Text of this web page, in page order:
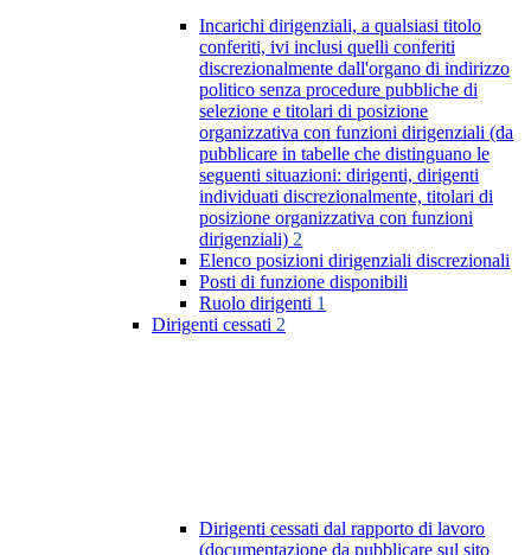
Incarichi dirigenziali, a qualsiasi titolo
conferiti, ivi inclusi quelli conferiti
discrezionalmente dall'organo di indirizzo
politico senza procedure pubbliche di
selezione e titolari di posizione
organizzativa con funzioni dirigenziali (da
pubblicare in tabelle che distinguano le
seguenti situazioni: dirigenti, dirigenti
individuati discrezionalmente, titolari di
posizione organizzativa con funzioni
dirigenziali) 2
Elenco posizioni dirigenziali discrezionali
Posti di funzione disponibili
Ruolo dirigenti 1
Dirigenti cessati 2
Dirigenti cessati dal rapporto di lavoro
(documentazione da pubblicare sul sito